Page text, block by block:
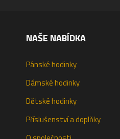
NAŠE NABÍDKA
Pánské hodinky
Dámské hodinky
Dětské hodinky
Příslušenství a doplňky